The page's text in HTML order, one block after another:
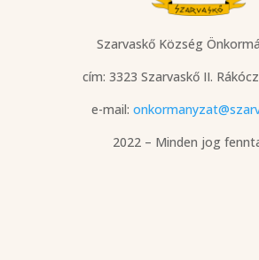
Szarvaskő Község
cím: 3323 Szarvaskő II.
e-mail:
2022 – Minden jog